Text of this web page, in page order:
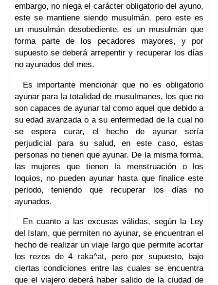
embargo, no niega el carácter obligatorio del ayuno,
este se mantiene siendo musulmán, pero este es
un musulmán desobediente, es un musulmán que
forma parte de los pecadores mayores, y por
supuesto se deberá arrepentir y recuperar los días
no ayunados del mes.
Es importante mencionar que no es obligatorio
ayunar para la totalidad de musulmanes, los que no
son capaces de ayunar tal como aquel que debido a
su edad avanzada o a su enfermedad de la cual no
se espera curar, el hecho de ayunar sería
perjudicial para su salud, en este caso, estas
personas no tienen que ayunar. De la misma forma,
las mujeres que tienen la menstruación o los
loquios, no pueden ayunar hasta que finalice este
periodo, teniendo que recuperar los días no
ayunados.
En cuanto a las excusas válidas, según la Ley
del Islam, que permiten no ayunar, se encuentran el
hecho de realizar un viaje largo que permite acortar
los rezos de 4 raka^at, pero por supuesto, bajo
ciertas condiciones entre las cuales se encuentra
que el viajero deberá haber salido de la ciudad de